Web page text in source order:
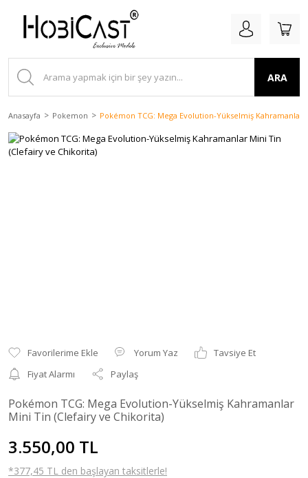
ARA
Anasayfa Pokemon Pokémon TCG: Mega Evolution-Yükselmiş Kahramanlar
Yorum Yaz
Tavsiye Et
Fiyat Alarmı
Paylaş
Pokémon TCG: Mega Evolution-Yükselmiş Kahramanlar
Mini Tin (Clefairy ve Chikorita)
3.550,00 TL
*377,45 TL den başlayan taksitlerle!